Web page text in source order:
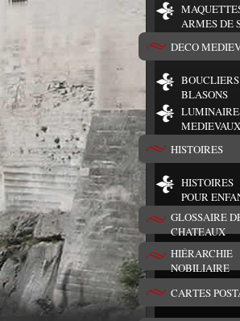
ARMES DE
DECO
BOUCLIERS
BLASONS
MEDIEVAUX
HISTOIRES
HISTOIRES
POUR
GLOSSAIRE
CHATEAUX
HIÉRARCHIE
NOBILIAIRE
CARTES